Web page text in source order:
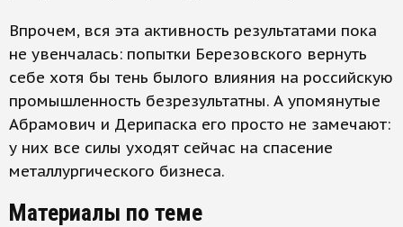
Впрочем, вся эта активность результатами пока
не увенчалась: попытки Березовского вернуть
себе хотя бы тень былого влияния на российскую
промышленность безрезультатны. А упомянутые
Абрамович и Дерипаска его просто не замечают:
у них все силы уходят сейчас на спасение
металлургического бизнеса.
Материалы по теме